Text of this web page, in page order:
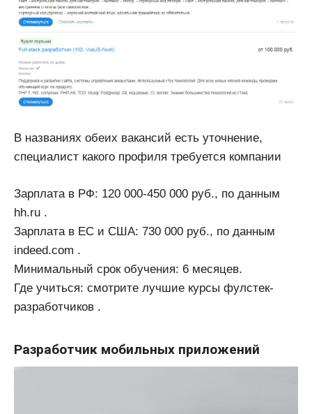
В названиях обеих вакансий есть уточнение,
специалист какого профиля требуется компании
Зарплата в РФ: 120 000-450 000 руб., по данным
hh.ru .
Зарплата в ЕС и США: 730 000 руб., по данным
indeed.com .
Минимальный срок обучения: 6 месяцев.
Где учиться: смотрите лучшие курсы фулстек-
разработчиков .
Разработчик мобильных приложений